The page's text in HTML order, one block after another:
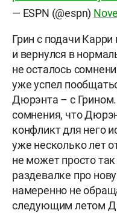
— ESPN (@espn)
Грин с подачи Карри
и вернулся в
не осталось
уже успел
Дюрэнта – с
сомнения, что
конфликт для него
уже несколько лет
не может просто
раздевалке про
намеренно не
следующим летом